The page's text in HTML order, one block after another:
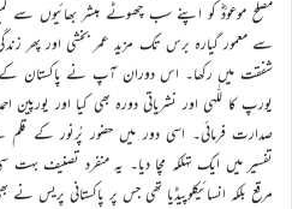
مصلح موعودؓ کو اپنے سب چھوٹے مبشر بھائیوں سے
سے معمور گیارہ برس تک مزید عمر بخشی اور
شفقت میں رکھا۔ اس دوران آپ نے پاکستان
یورپ کا للّٰہی اور نشریاتی دورہ بھی کیا اور
صدارت فرمائی۔ اسی دور میں حضور پُرنور کے
تفسیر میں ایک تہلکہ مچا دیا۔ یہ منفرد تصنیف
مرقع بلکہ انسائیکلوپیڈیا تھی جس پر پاکستانی پریس